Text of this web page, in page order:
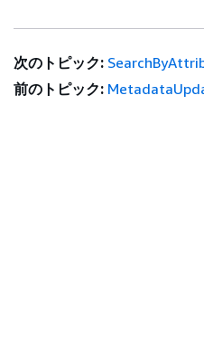
次のトピック:
前のトピック: